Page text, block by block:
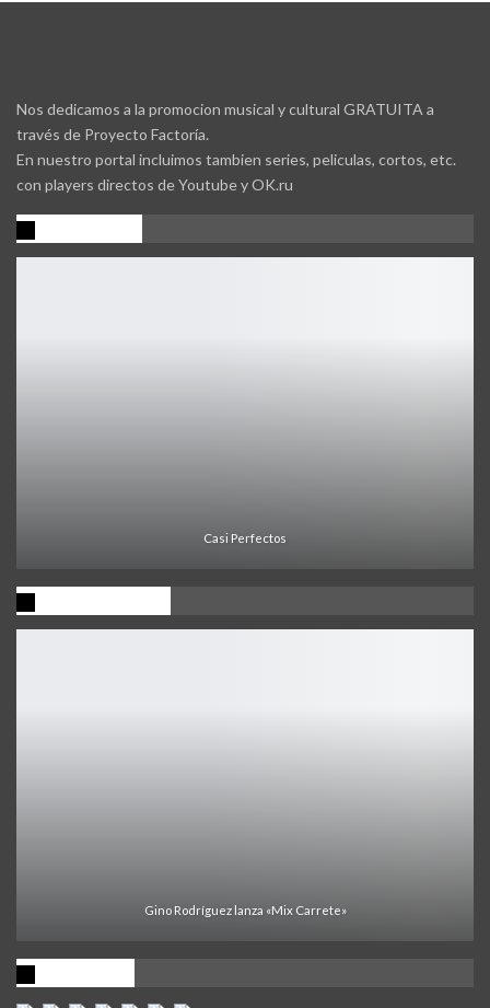
Nos dedicamos a la promocion musical y cultural GRATUITA a
través de Proyecto Factoría.
En nuestro portal incluimos tambien series, peliculas, cortos, etc.
con players directos de Youtube y OK.ru
Casi Perfectos
Gino Rodríguez lanza «Mix Carrete»